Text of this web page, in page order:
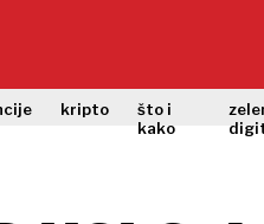
kripto
što i
kako